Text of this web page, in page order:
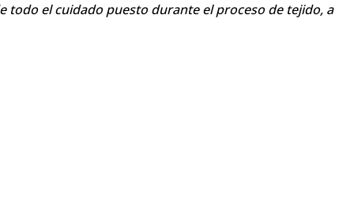
el cuidado puesto durante el proceso de tejido, a